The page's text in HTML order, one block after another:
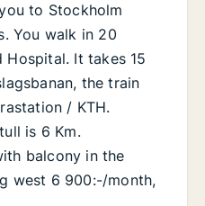
to Stockholm
You walk in 20
Hospital. It takes 15
the train
/ KTH.
is 6 Km.
balcony in the
west 6 900:-/month,